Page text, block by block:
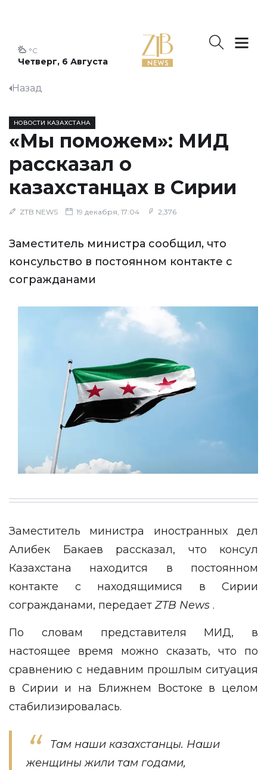
Четверг, 6 Августа
°C
Назад
НОВОСТИ КАЗАХСТАНА
«Мы поможем»: МИД
рассказал о
казахстанцах в Сирии
ZTB NEWS 19 декабря, 17:04 2,376
Заместитель министра сообщил, что
консульство в постоянном контакте с
согражданами
Заместитель министра иностранных дел
Алибек Бакаев рассказал, что консул
Казахстана находится в постоянном
контакте с находящимися в Сирии
согражданами, передает ZTB News .
По словам представителя МИД, в
настоящее время можно сказать, что по
сравнению с недавним прошлым ситуация
в Сирии и на Ближнем Востоке в целом
стабилизировалась.
Там наши казахстанцы. Наши
женщины жили там годами,